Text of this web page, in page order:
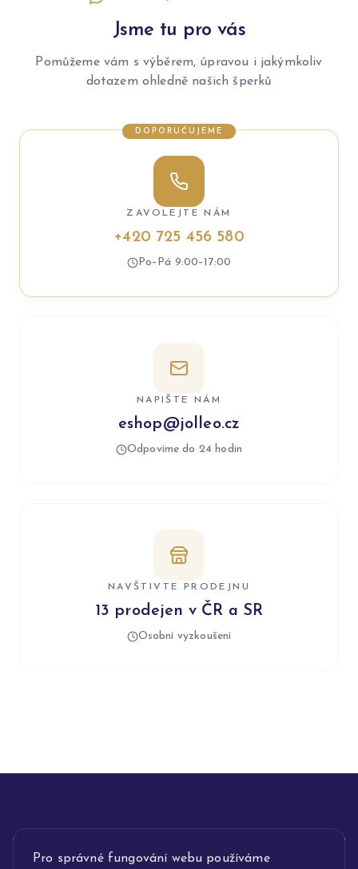
Pro správné fungování webu používáme
Jsme tu pro vás
Pomůžeme vám s výběrem, úpravou i jakýmkoliv
dotazem ohledně našich šperků
DOPORUČUJEME
ZAVOLEJTE NÁM
+420 725 456 580
Po–Pá 9:00–17:00
NAPIŠTE NÁM
eshop@jolleo.cz
Odpovíme do 24 hodin
NAVŠTIVTE PRODEJNU
13 prodejen v ČR a SR
Osobní vyzkoušení
INFORMACE